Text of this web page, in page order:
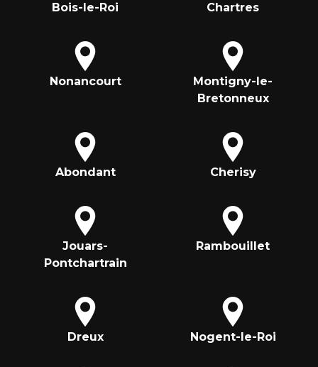
Bois-le-Roi Chartres
Nonancourt
Montigny-le-
Bretonneux
Abondant Cherisy
Jouars-
Pontchartrain
Rambouillet
Dreux Nogent-le-Roi